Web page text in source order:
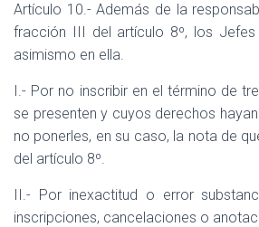
Artículo 10.- Además de la
fracción III del artículo 8º, los Jefes
asimismo en ella.
I.- Por no inscribir en el término de
se presenten y cuyos derechos
no ponerles, en su caso, la nota de
del artículo 8º.
II.- Por inexactitud o error
inscripciones, cancelaciones o